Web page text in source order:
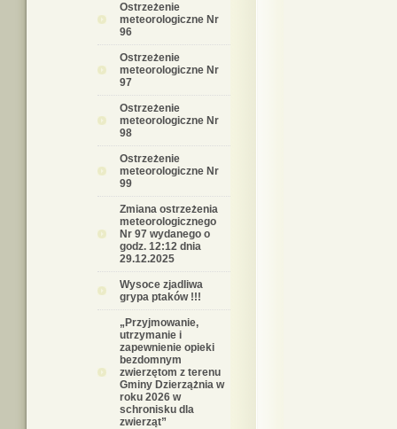
Ostrzeżenie
meteorologiczne Nr
96
Ostrzeżenie
meteorologiczne Nr
97
Ostrzeżenie
meteorologiczne Nr
98
Ostrzeżenie
meteorologiczne Nr
99
Zmiana ostrzeżenia
meteorologicznego
Nr 97 wydanego o
godz. 12:12 dnia
29.12.2025
Wysoce zjadliwa
grypa ptaków !!!
„Przyjmowanie,
utrzymanie i
zapewnienie opieki
bezdomnym
zwierzętom z terenu
Gminy Dzierzążnia w
roku 2026 w
schronisku dla
zwierząt”